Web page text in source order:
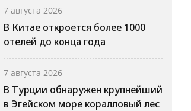
7 августа 2026
В Китае откроется более 1000
отелей до конца года
7 августа 2026
В Турции обнаружен крупнейший
в Эгейском море коралловый лес